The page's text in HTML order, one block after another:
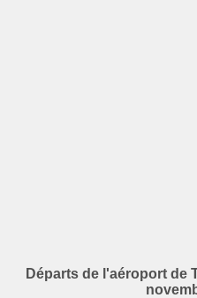
Départs de l'aéroport de